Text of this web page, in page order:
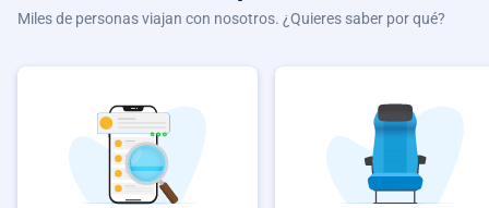
Miles de personas viajan con nosotros. ¿Quieres saber por qué?